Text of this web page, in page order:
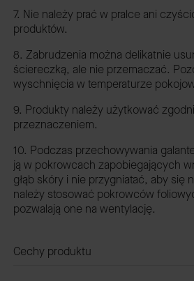
7. Nie należy prać w pralce ani
produktów.
8. Zabrudzenia można delikatnie
ściereczką, ale nie przemaczać.
wyschnięcia w temperaturze
9. Produkty należy użytkować
przeznaczeniem.
10. Podczas przechowywania
ją w pokrowcach zapobiegających
głąb skóry i nie przygniatać, aby się
należy stosować pokrowców
pozwalają one na wentylację.
Cechy produktu